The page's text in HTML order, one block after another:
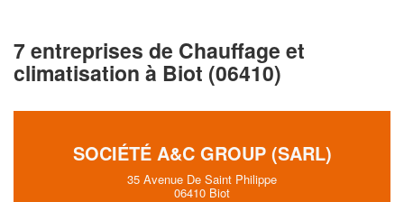
7 entreprises de Chauffage et
climatisation à Biot (06410)
SOCIÉTÉ A&C GROUP (SARL)
35 Avenue De Saint Philippe
06410 Biot